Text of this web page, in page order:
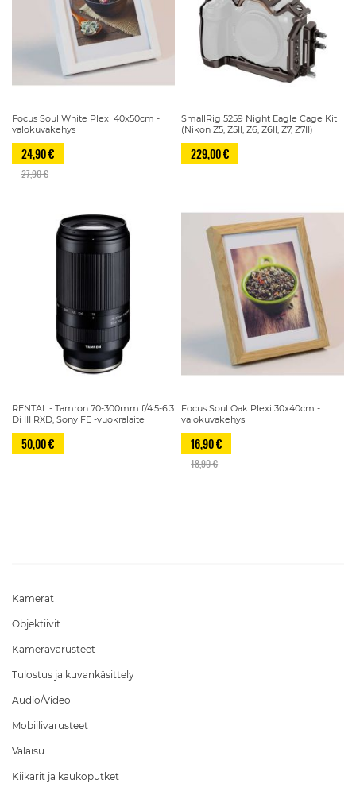
Focus Soul White Plexi 40x50cm -
valokuvakehys
24,90 €
27,90 €
SmallRig 5259 Night Eagle Cage Kit
(Nikon Z5, Z5II, Z6, Z6II, Z7, Z7II)
229,00 €
RENTAL - Tamron 70-300mm f/4.5-6.3
Di III RXD, Sony FE -vuokralaite
50,00 €
Focus Soul Oak Plexi 30x40cm -
valokuvakehys
16,90 €
18,90 €
Kamerat
Objektiivit
Kameravarusteet
Tulostus ja kuvankäsittely
Audio/Video
Mobiilivarusteet
Valaisu
Kiikarit ja kaukoputket